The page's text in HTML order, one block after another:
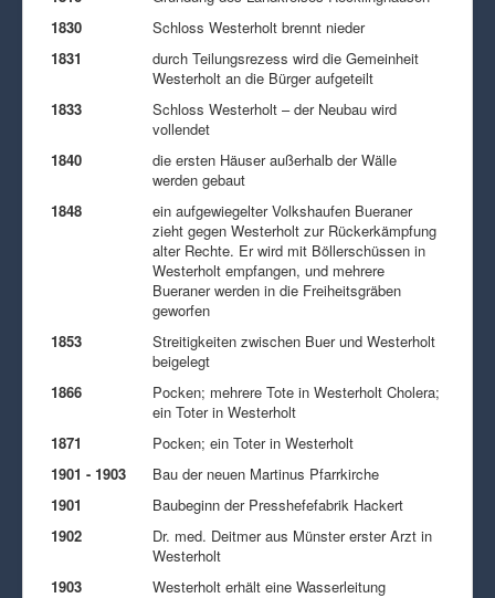
1830
Schloss Westerholt brennt nieder
1831
durch Teilungsrezess wird die Gemeinheit
Westerholt an die Bürger aufgeteilt
1833
Schloss Westerholt – der Neubau wird
vollendet
1840
die ersten Häuser außerhalb der Wälle
werden gebaut
1848
ein aufgewiegelter Volkshaufen Bueraner
zieht gegen Westerholt zur Rückerkämpfung
alter Rechte. Er wird mit Böllerschüssen in
Westerholt empfangen, und mehrere
Bueraner werden in die Freiheitsgräben
geworfen
1853
Streitigkeiten zwischen Buer und Westerholt
beigelegt
1866
Pocken; mehrere Tote in Westerholt Cholera;
ein Toter in Westerholt
1871
Pocken; ein Toter in Westerholt
1901 - 1903
Bau der neuen Martinus Pfarrkirche
1901
Baubeginn der Presshefefabrik Hackert
1902
Dr. med. Deitmer aus Münster erster Arzt in
Westerholt
1903
Westerholt erhält eine Wasserleitung